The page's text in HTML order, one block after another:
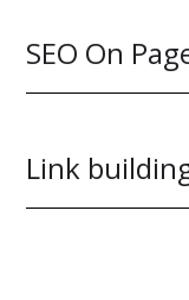
SEO On
Link